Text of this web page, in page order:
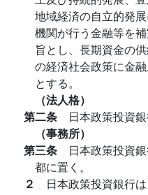
地域経済の自立的発
機関が行う金融等を
旨とし、長期資金の
の経済社会政策に金
とする。
（法人格）
第二条 日本政策投資
（事務所）
第三条 日本政策投資
都に置く。
２ 日本政策投資銀行